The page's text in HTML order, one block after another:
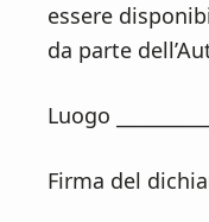
essere
da parte
Luogo
Firma del